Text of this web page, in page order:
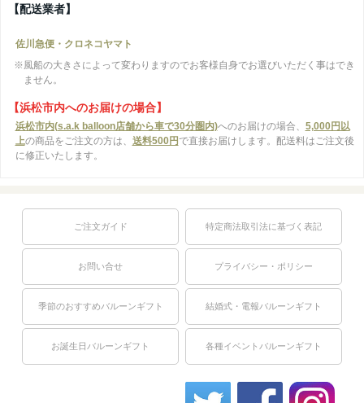
【配送業者】
佐川急便・クロネコヤマト
※風船の大きさによって変わりますのでお客様自身でお選びいただく事はでき
ません。
【浜松市内へのお届けの場合】
浜松市内(s.a.k balloon店舗から車で30分圏内)へのお届けの場合、 5,000円以
上の商品をご注文の方は、 送料500円 で直接お届けします。配送料はご注文後
に修正いたします。
ご注文ガイド 特定商法取引法に基づく表記
お問い合せ プライバシー・ポリシー
季節のおすすめバルーンギフト 結婚式・電報バルーンギフト
お誕生日バルーンギフト 各種イベントバルーンギフト